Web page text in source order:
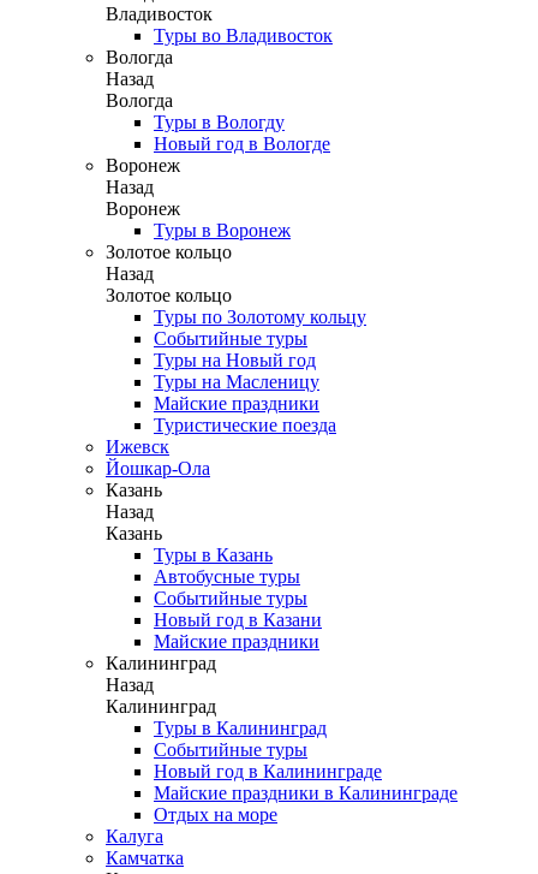
Владивосток
Туры во Владивосток
Вологда
Назад
Вологда
Туры в Вологду
Новый год в Вологде
Воронеж
Назад
Воронеж
Туры в Воронеж
Золотое кольцо
Назад
Золотое кольцо
Туры по Золотому кольцу
Событийные туры
Туры на Новый год
Туры на Масленицу
Майские праздники
Туристические поезда
Ижевск
Йошкар-Ола
Казань
Назад
Казань
Туры в Казань
Автобусные туры
Событийные туры
Новый год в Казани
Майские праздники
Калининград
Назад
Калининград
Туры в Калининград
Событийные туры
Новый год в Калининграде
Майские праздники в Калининграде
Отдых на море
Калуга
Камчатка